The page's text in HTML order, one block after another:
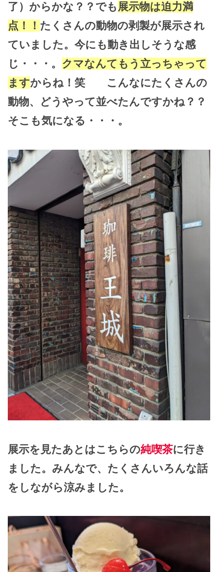
了）からかな？？でも 展示物は迫力満
点！！ たくさんの動物の剥製が展示され
ていました。今にも動き出しそうな感
じ・・・。 クマなんてもう立っちゃって
ますからね！笑 こんなにたくさんの
動物、どうやって並べたんですかね？？
そこも気になる・・・。
展示を見たあとはこちらの純喫茶に行き
ました。みんなで、たくさんいろんな話
をしながら涼みました。